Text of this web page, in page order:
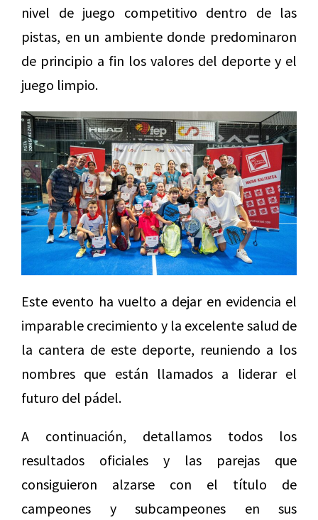
nivel de juego competitivo dentro de las
pistas, en un ambiente donde predominaron
de principio a fin los valores del deporte y el
juego limpio.
Este evento ha vuelto a dejar en evidencia el
imparable crecimiento y la excelente salud de
la cantera de este deporte, reuniendo a los
nombres que están llamados a liderar el
futuro del pádel.
A continuación, detallamos todos los
resultados oficiales y las parejas que
consiguieron alzarse con el título de
campeones y subcampeones en sus